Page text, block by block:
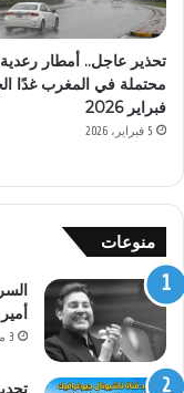
تحذير عاجل.. أمطار
فبراير 2026
5 فبراير، 2026
منوعات
3 مايو، 2026